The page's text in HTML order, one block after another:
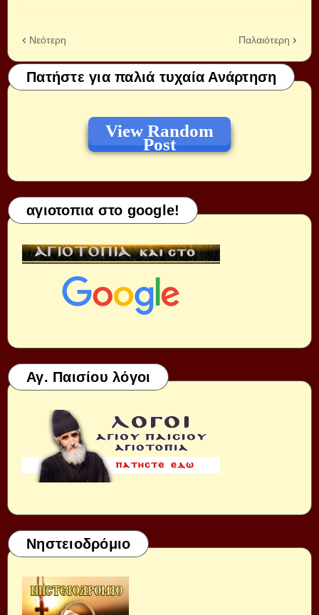
Νεότερη Παλαιότερη
Πατήστε για παλιά τυχαία Ανάρτηση
View Random
Post
αγιοτοπια στο google!
Αγ. Παισίου λόγοι
Νηστειοδρόμιο